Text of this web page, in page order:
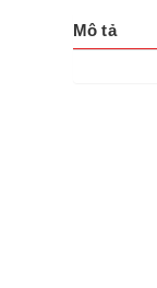
Mô tả